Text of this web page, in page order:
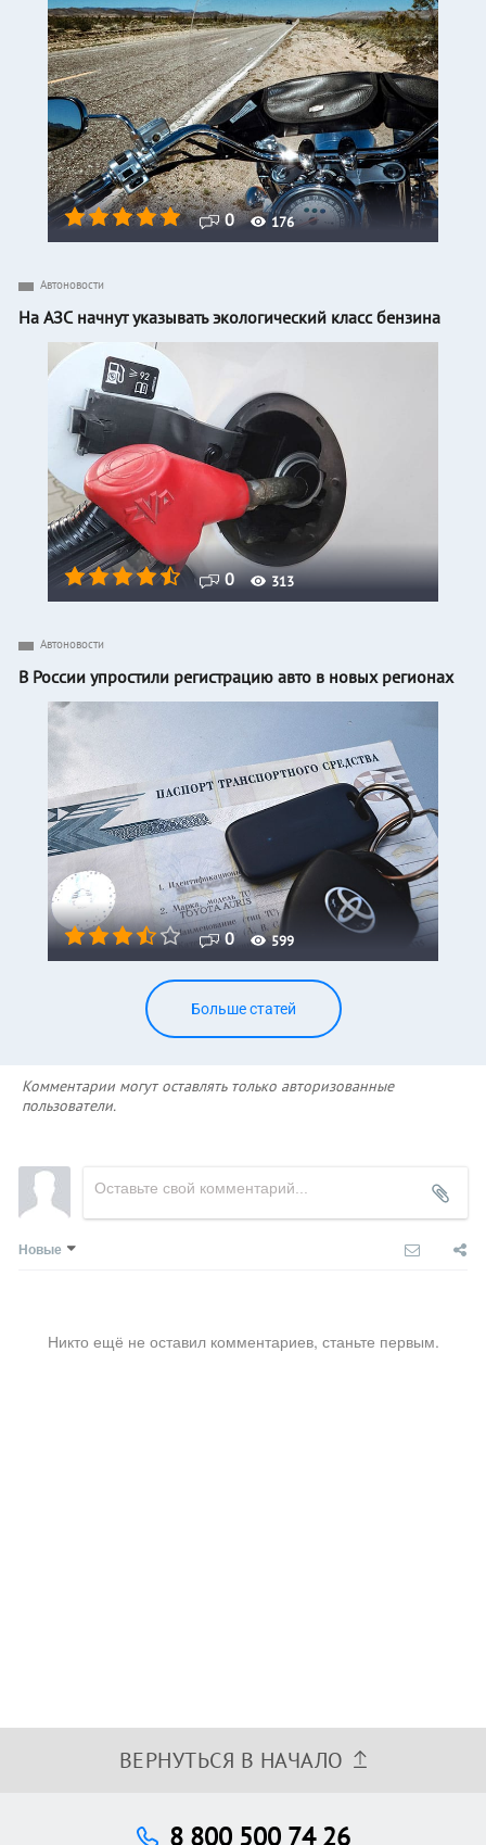
0 176
0 313
Автоновости
На АЗС начнут указывать экологический класс бензина
0 599
Автоновости
В России упростили регистрацию авто в новых регионах
Больше статей
Комментарии могут оставлять только авторизованные
пользователи.
Новые
Никто ещё не оставил комментариев, станьте первым.
ВЕРНУТЬСЯ В НАЧАЛО
8 800 500 74 26